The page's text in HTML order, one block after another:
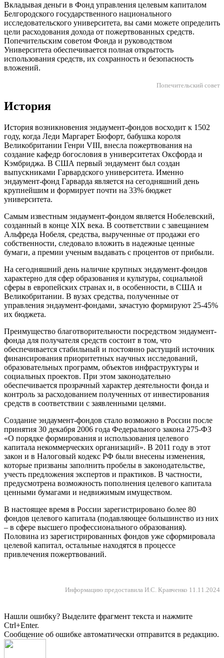
Вкладывая деньги в Фонд управления целевым капиталом
Белгородского государственного национального
исследовательского университета, вы сами можете определить
цели расходования дохода от пожертвованных средств.
Попечительским советом Фонда и руководством
Университета обеспечивается полная открытость
использования средств, их сохранность и безопасность
вложений.
Попечительский совет
История
История возникновения эндаумент-фондов восходит к 1502
году, когда Леди Маргарет Бюфорт, бабушка короля
Великобритании Генри VIII, внесла пожертвования на
создание кафедр богословия в университетах Оксфорда и
Кэмбриджа. В США первый эндаумент был создан
выпускниками Гарвардского университета. Именно
эндаумент-фонд Гарварда является на сегодняшний день
крупнейшим и формирует почти на 33% бюджет
университета.
Самым известным эндаумент-фондом является Нобелевский,
созданный в конце ХIХ века. В соответствии с завещанием
Альфреда Нобеля, средства, вырученные от продажи его
собственности, следовало вложить в надежные ценные
бумаги, а премии ученым выдавать с процентов от прибыли.
На сегодняшний день наличие крупных эндаумент-фондов
характерно для сфер образования и культуры, социальной
сферы в европейских странах и, в особенности, в США и
Великобритании. В вузах средства, полученные от
управления эндаумент-фондами, зачастую формируют 25-45%
их бюджета.
Преимущество благотворительности посредством эндаумент-
фонда для получателя средств состоит в том, что
обеспечивается стабильный и постоянно растущий источник
финансирования приоритетных научных исследований,
образовательных программ, объектов инфраструктуры и
социальных проектов. При этом законодательно
обеспечивается прозрачный характер деятельности фонда и
контроль за расходованием полученных от инвестирования
средств в соответствии с заявленными целями.
Создание эндаумент-фондов стало возможно в России после
принятия 30 декабря 2006 года Федерального закона 275-ФЗ
«О порядке формирования и использования целевого
капитала некоммерческих организаций». В 2011 году в этот
закон и в Налоговый кодекс РФ были внесены изменения,
которые призваны заполнить пробелы в законодательстве,
учесть предложения экспертов и практиков. В частности,
предусмотрена возможность пополнения целевого капитала
ценными бумагами и недвижимым имуществом.
В настоящее время в России зарегистрировано более 80
фондов целевого капитала (подавляющее большинство из них
– в сфере высшего профессионального образования).
Половина из зарегистрированных фондов уже сформировала
целевой капитал, остальные находятся в процессе
привлечения пожертвований.
Информацию предоставила И.С. Кравченко 11.11.2024
Нашли ошибку? Выделите фрагмент текста и нажмите
Ctrl+Enter.
Сообщение об ошибке автоматически отправится в редакцию.